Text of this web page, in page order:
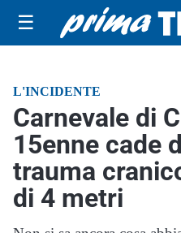
☰
L'INCIDENTE
Carnevale di
15enne cade
trauma
di 4 metri